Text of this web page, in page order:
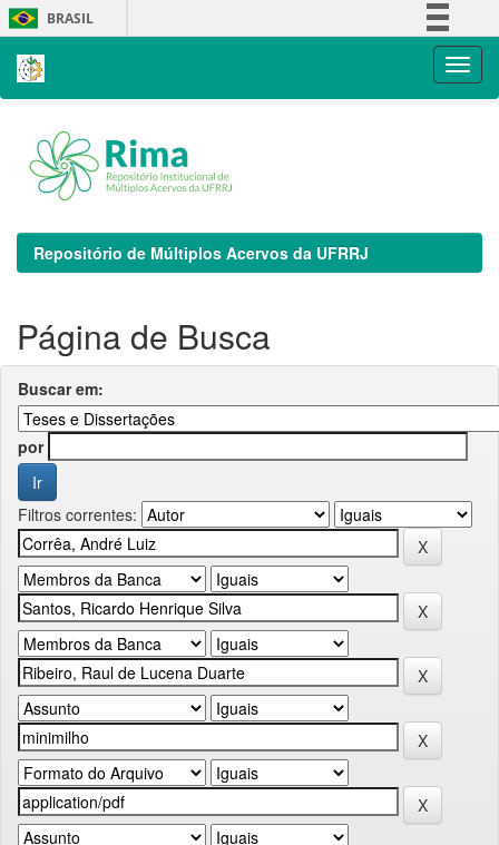
Skip
navigation
BRASIL
Repositório de Múltiplos Acervos da UFRRJ
Página de Busca
Buscar em:
por
Filtros correntes: